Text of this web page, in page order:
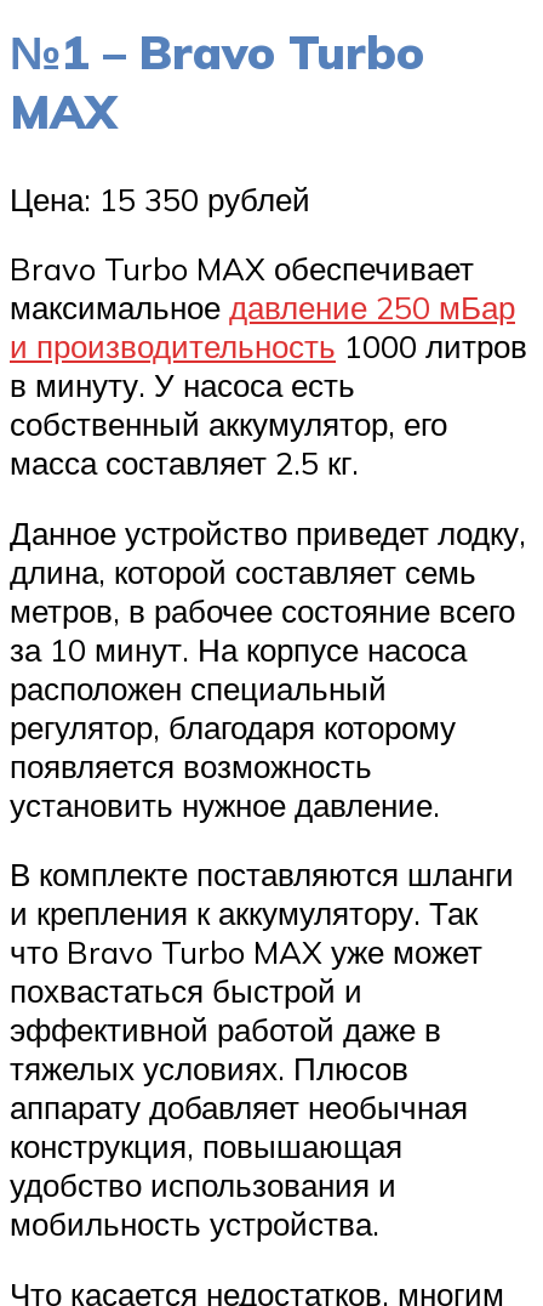
№1 – Bravo Turbo
MAX
Цена: 15 350 рублей
Bravo Turbo MAX обеспечивает
максимальное давление 250 мБар
и производительность 1000 литров
в минуту. У насоса есть
собственный аккумулятор, его
масса составляет 2.5 кг.
Данное устройство приведет лодку,
длина, которой составляет семь
метров, в рабочее состояние всего
за 10 минут. На корпусе насоса
расположен специальный
регулятор, благодаря которому
появляется возможность
установить нужное давление.
В комплекте поставляются шланги
и крепления к аккумулятору. Так
что Bravo Turbo MAX уже может
похвастаться быстрой и
эффективной работой даже в
тяжелых условиях. Плюсов
аппарату добавляет необычная
конструкция, повышающая
удобство использования и
мобильность устройства.
Что касается недостатков, многим